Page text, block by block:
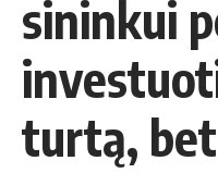
si­nin­kui
tur­tą,